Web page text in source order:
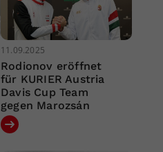
11.09.2025
Rodionov eröffnet
für KURIER Austria
Davis Cup Team
gegen Marozsán